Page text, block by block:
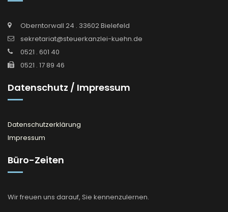
Oberntorwall 24 . 33602 Bielefeld
sekretariat@steuerkanzlei-kuehn.de
0521 . 601 40
0521 . 17 89 46
Datenschutz / Impressum
Datenschutzerklärung
Impressum
Büro-Zeiten
Wir freuen uns darauf, Sie kennenzulernen.